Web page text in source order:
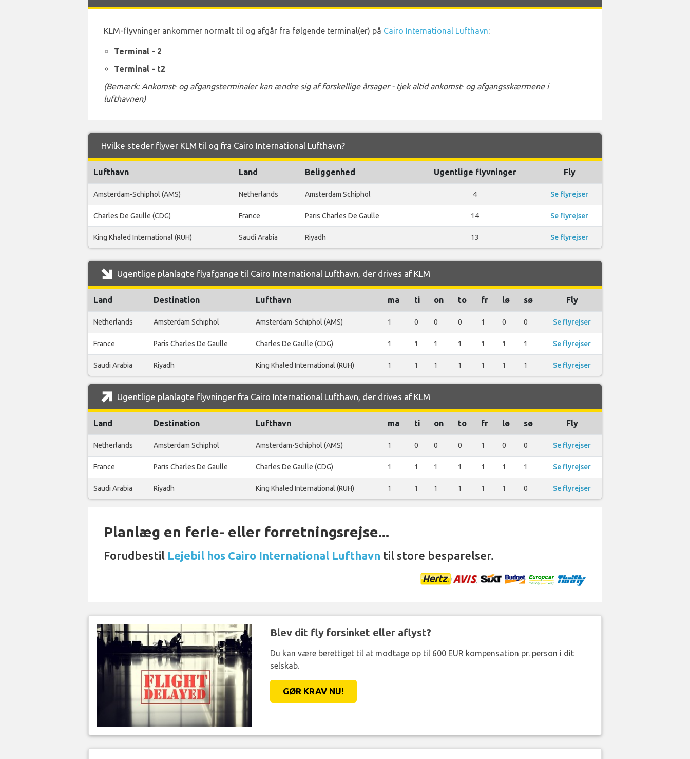
KLM-flyvninger ankommer normalt til og afgår fra følgende terminal(er) på Cairo International Lufthavn:
Terminal - 2
Terminal - t2
(Bemærk: Ankomst- og afgangsterminaler kan ændre sig af forskellige årsager - tjek altid ankomst- og afgangsskærmene i
lufthavnen)
Hvilke steder flyver KLM til og fra Cairo International Lufthavn?
Lufthavn Land Beliggenhed Ugentlige flyvninger Fly
Amsterdam-Schiphol (AMS) Netherlands Amsterdam Schiphol 4 Se flyrejser
Charles De Gaulle (CDG) France Paris Charles De Gaulle 14 Se flyrejser
King Khaled International (RUH) Saudi Arabia Riyadh 13 Se flyrejser
Ugentlige planlagte flyafgange til Cairo International Lufthavn, der drives af KLM
Land Destination Lufthavn ma ti on to fr lø sø Fly
Netherlands Amsterdam Schiphol Amsterdam-Schiphol (AMS) 1 0 0 0 1 0 0 Se flyrejser
France Paris Charles De Gaulle Charles De Gaulle (CDG) 1 1 1 1 1 1 1 Se flyrejser
Saudi Arabia Riyadh King Khaled International (RUH) 1 1 1 1 1 1 1 Se flyrejser
Ugentlige planlagte flyvninger fra Cairo International Lufthavn, der drives af KLM
Land Destination Lufthavn ma ti on to fr lø sø Fly
Netherlands Amsterdam Schiphol Amsterdam-Schiphol (AMS) 1 0 0 0 1 0 0 Se flyrejser
France Paris Charles De Gaulle Charles De Gaulle (CDG) 1 1 1 1 1 1 1 Se flyrejser
Saudi Arabia Riyadh King Khaled International (RUH) 1 1 1 1 1 1 0 Se flyrejser
Planlæg en ferie- eller forretningsrejse...
Forudbestil Lejebil hos Cairo International Lufthavn til store besparelser.
Blev dit fly forsinket eller aflyst?
Du kan være berettiget til at modtage op til 600 EUR kompensation pr. person i dit
selskab.
GØR KRAV NU!